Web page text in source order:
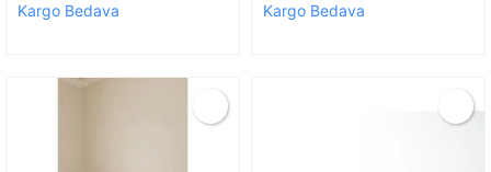
Kargo Bedava Kargo Bedava